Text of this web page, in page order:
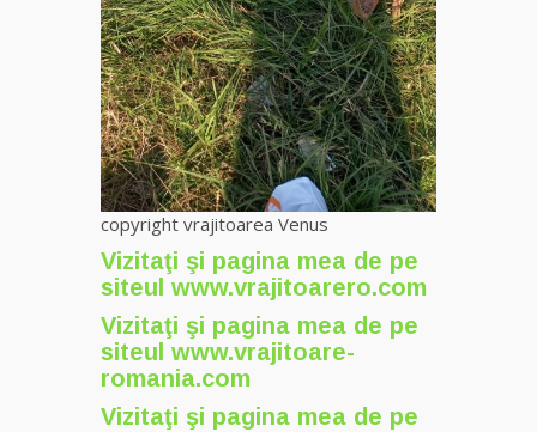
copyright vrajitoarea Venus
Vizitaţi şi pagina mea de pe
siteul www.vrajitoarero.com
Vizitaţi şi pagina mea de pe
siteul www.vrajitoare-
romania.com
Vizitaţi şi pagina mea de pe